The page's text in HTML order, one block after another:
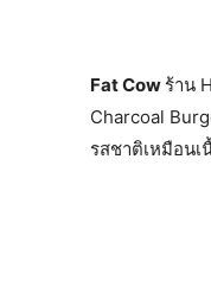
Fat Cow ร้าน
Charcoal
รสชาติเหมือนเ